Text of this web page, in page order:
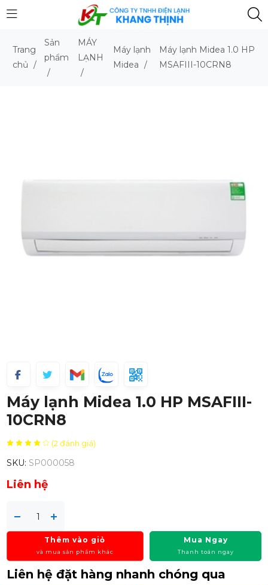
Trang
chủ /
Sản
phẩm
/
MÁY
LẠNH
/
Máy lạnh
Midea /
Máy lạnh Midea 1.0 HP
MSAFIII-10CRN8
Máy lạnh Midea 1.0 HP MSAFIII-
10CRN8
(2 đánh giá)
SKU: SP000058
Liên hệ
Thêm vào giỏ
và mua sản phẩm khác
Mua Ngay
Thanh toán ngay
Liên hệ đặt hàng nhanh chóng qua